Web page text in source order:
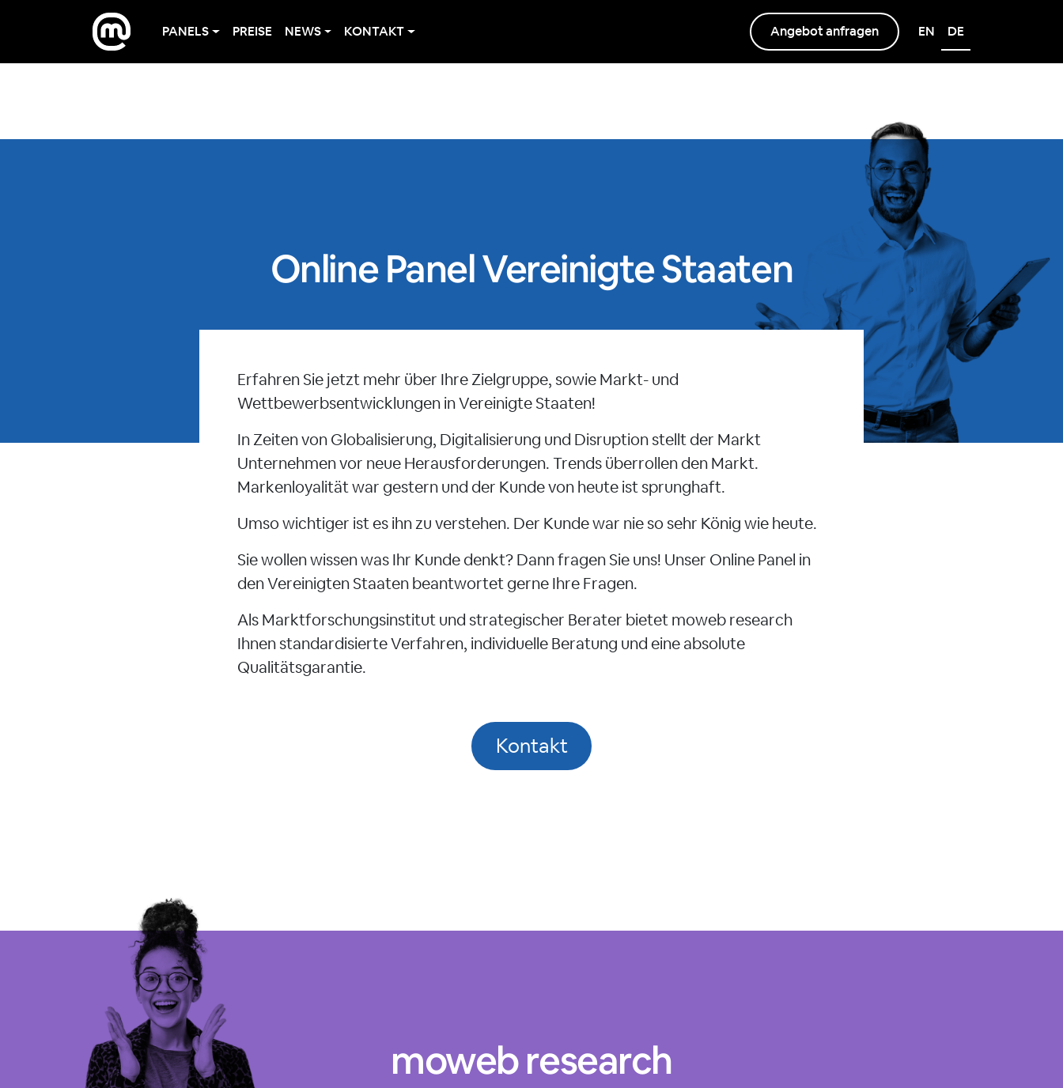
PANELS PREISE NEWS KONTAKT Angebot anfragen EN DE
Online Panel Vereinigte Staaten
Erfahren Sie jetzt mehr über Ihre Zielgruppe, sowie Markt- und
Wettbewerbsentwicklungen in Vereinigte Staaten!
In Zeiten von Globalisierung, Digitalisierung und Disruption stellt der Markt
Unternehmen vor neue Herausforderungen. Trends überrollen den Markt.
Markenloyalität war gestern und der Kunde von heute ist sprunghaft.
Umso wichtiger ist es ihn zu verstehen. Der Kunde war nie so sehr König wie heute.
Sie wollen wissen was Ihr Kunde denkt? Dann fragen Sie uns! Unser Online Panel in
den Vereinigten Staaten beantwortet gerne Ihre Fragen.
Als Marktforschungsinstitut und strategischer Berater bietet moweb research
Ihnen standardisierte Verfahren, individuelle Beratung und eine absolute
Qualitätsgarantie.
Kontakt
moweb research